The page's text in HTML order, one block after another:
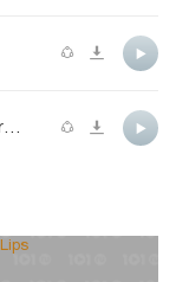
In The Dark (Live Acoustic Version)